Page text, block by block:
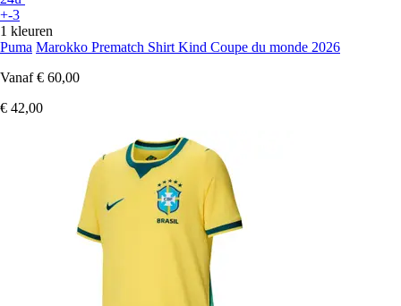
+-3
1 kleuren
Puma Marokko Prematch Shirt Kind Coupe du monde 2026
Vanaf € 60,00
€ 42,00